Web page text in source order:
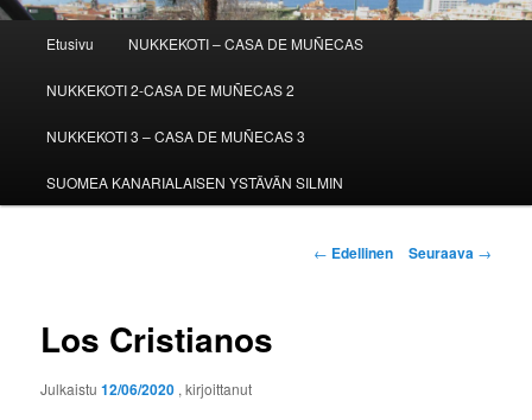
Etusivu NUKKEKOTI – CASA DE MUÑECAS
NUKKEKOTI 2-CASA DE MUÑECAS 2
NUKKEKOTI 3 – CASA DE MUÑECAS 3
SUOMEA KANARIALAISEN YSTÄVÄN SILMIN
Artikkelien
← Edellinen Seuraava →
Los Cristianos
Julkaistu12/06/2020 , kirjoittanut